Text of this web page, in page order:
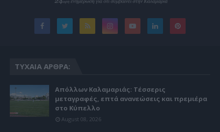
ΤΥΧΑΊΑ ΆΡΘΡΑ:
Απόλλων Καλαμαριάς: Τέσσερις
μεταγραφές, επτά ανανεώσεις και πρεμιέρα
στο Κύπελλο
August 08, 2026